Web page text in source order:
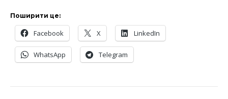
Поширити це:
Facebook X LinkedIn
WhatsApp Telegram